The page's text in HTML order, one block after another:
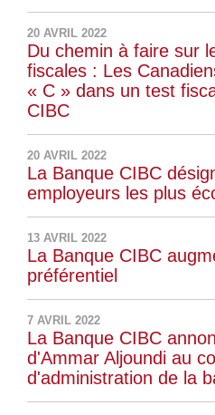
20 AVRIL 2022
Du chemin à faire sur
fiscales : Les
« C » dans un test
CIBC
20 AVRIL 2022
La Banque CIBC
employeurs les plus
13 AVRIL 2022
La Banque CIBC
préférentiel
7 AVRIL 2022
La Banque CIBC
d'Ammar Aljoundi au
d'administration de la